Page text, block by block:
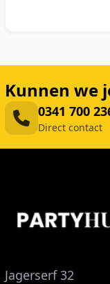
Kunnen we
0341 700
Direct contact
Jagerserf 32